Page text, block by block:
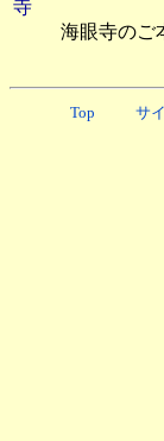
寺
海眼寺のご
Top サ